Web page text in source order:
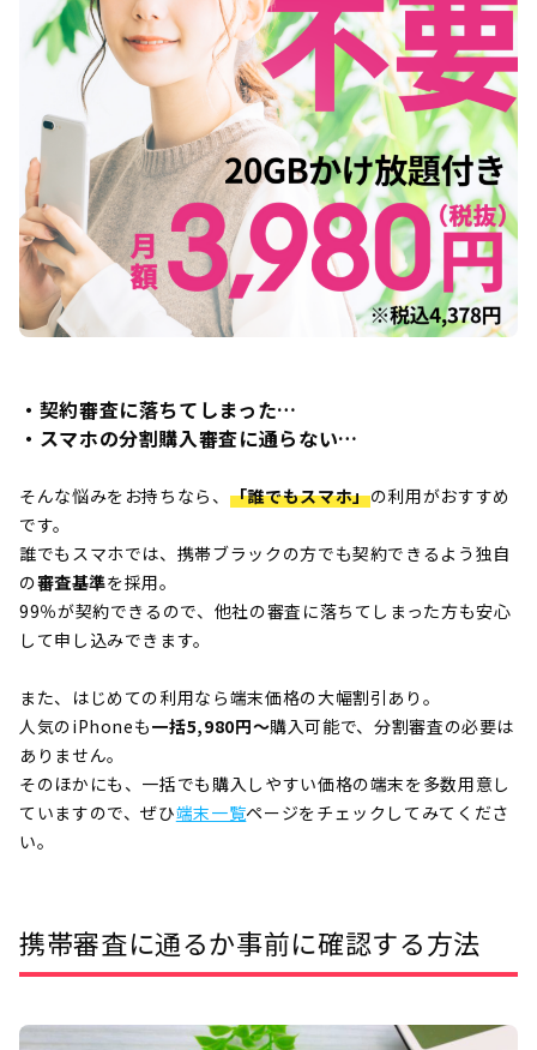
・契約審査に落ちてしまった…
・スマホの分割購入審査に通らない…
そんな悩みをお持ちなら、 「誰でもスマホ」の利用がおすすめ
です。
誰でもスマホでは、携帯ブラックの方でも契約できるよう独自
の審査基準を採用。
99％が契約できるので、他社の審査に落ちてしまった方も安心
して申し込みできます。
また、はじめての利用なら端末価格の大幅割引あり。
人気のiPhoneも一括5,980円～購入可能で、分割審査の必要は
ありません。
そのほかにも、一括でも購入しやすい価格の端末を多数用意し
ていますので、ぜひ端末一覧ページをチェックしてみてくださ
い。
携帯審査に通るか事前に確認する方法